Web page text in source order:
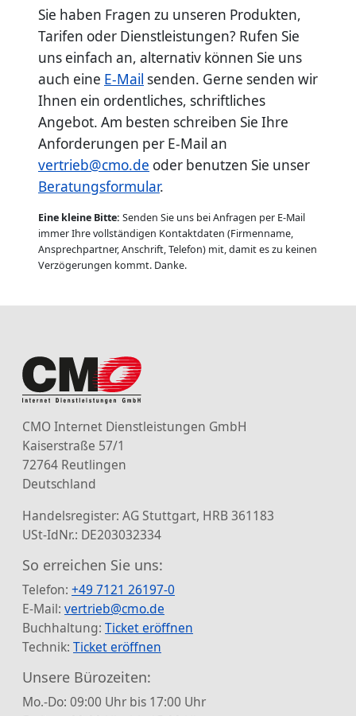
Sie haben Fragen zu unseren Produkten,
Tarifen oder Dienstleistungen? Rufen Sie
uns einfach an, alternativ können Sie uns
auch eine E-Mail senden. Gerne senden wir
Ihnen ein ordentliches, schriftliches
Angebot. Am besten schreiben Sie Ihre
Anforderungen per E-Mail an
vertrieb@cmo.de oder benutzen Sie unser
Beratungsformular.
Eine kleine Bitte: Senden Sie uns bei Anfragen per E-Mail
immer Ihre vollständigen Kontaktdaten (Firmenname,
Ansprechpartner, Anschrift, Telefon) mit, damit es zu keinen
Verzögerungen kommt. Danke.
CMO Internet Dienstleistungen GmbH
Kaiserstraße 57/1
72764 Reutlingen
Deutschland
Handelsregister: AG Stuttgart, HRB 361183
USt-IdNr.: DE203032334
So erreichen Sie uns:
Telefon: +49 7121 26197-0
E-Mail: vertrieb@cmo.de
Buchhaltung: Ticket eröffnen
Technik: Ticket eröffnen
Unsere Bürozeiten:
Mo.-Do: 09:00 Uhr bis 17:00 Uhr